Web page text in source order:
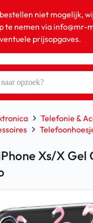
niet mogelijk,
te nemen via info@mr-
prijsopgaves.
Telefonie &
Xs/X Gel